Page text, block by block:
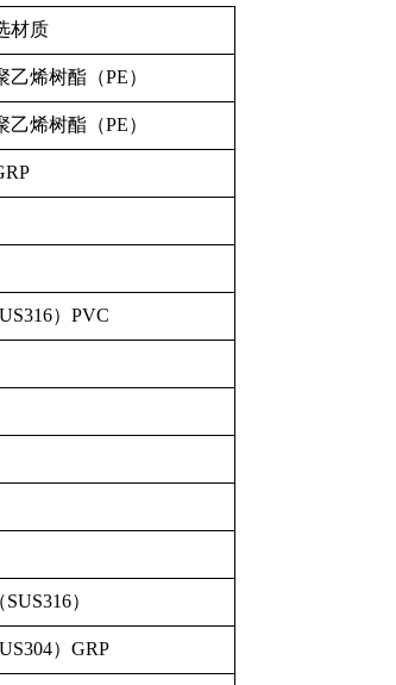
材质
乙烯树酯（PE）
乙烯树酯（PE）
）PVC
）
）GRP